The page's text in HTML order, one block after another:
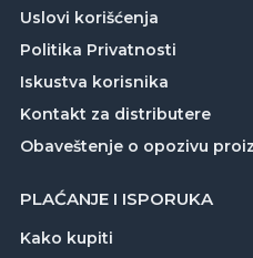
Uslovi korišćenja
Politika Privatnosti
Iskustva korisnika
Kontakt za distributere
Obaveštenje o opozivu
PLAĆANJE I ISPORUKA
Kako kupiti